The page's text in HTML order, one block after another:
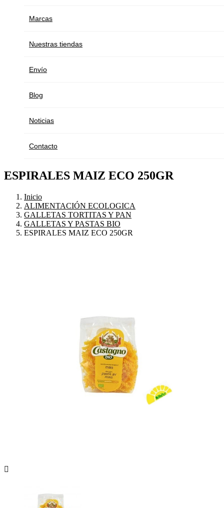
Marcas
Nuestras tiendas
Envío
Blog
Noticias
Contacto
ESPIRALES MAIZ ECO 250GR
Inicio
ALIMENTACIÓN ECOLOGICA
GALLETAS TORTITAS Y PAN
GALLETAS Y PASTAS BIO
ESPIRALES MAIZ ECO 250GR
